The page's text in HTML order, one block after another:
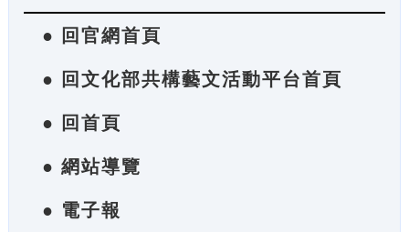
● 回官網首頁
● 回文化部共構藝文活動平台首頁
● 回首頁
● 網站導覽
● 電子報